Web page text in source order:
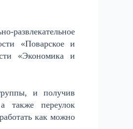
развлекательное
«Поварское и
«Экономика и
и получив
также переулок
как можно